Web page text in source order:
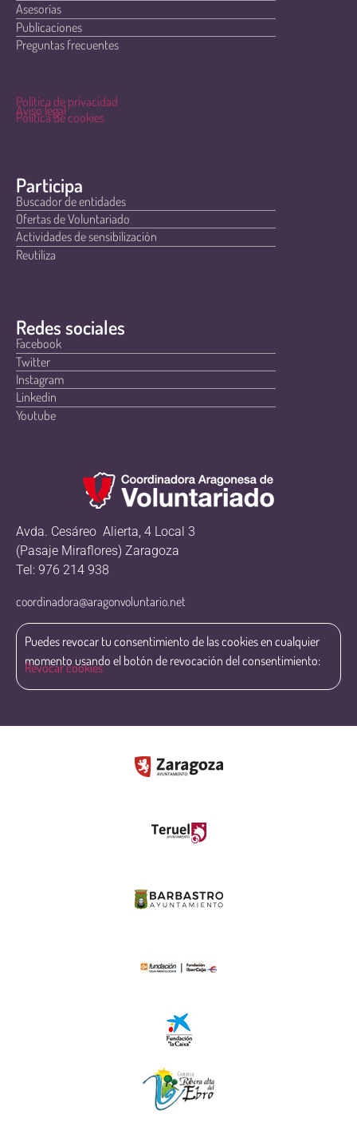
Asesorías
Publicaciones
Preguntas frecuentes
Política de privacidad
Aviso legal
Política de cookies
Participa
Buscador de entidades
Ofertas de Voluntariado
Actividades de sensibilización
Reutiliza
Redes sociales
Facebook
Twitter
Instagram
Linkedin
Youtube
Avda. Cesáreo Alierta, 4 Local 3
(Pasaje Miraflores) Zaragoza
Tel: 976 214 938
coordinadora@aragonvoluntario.net
Puedes revocar tu consentimiento de las cookies en cualquier
momento usando el botón de revocación del consentimiento:
Revocar cookies